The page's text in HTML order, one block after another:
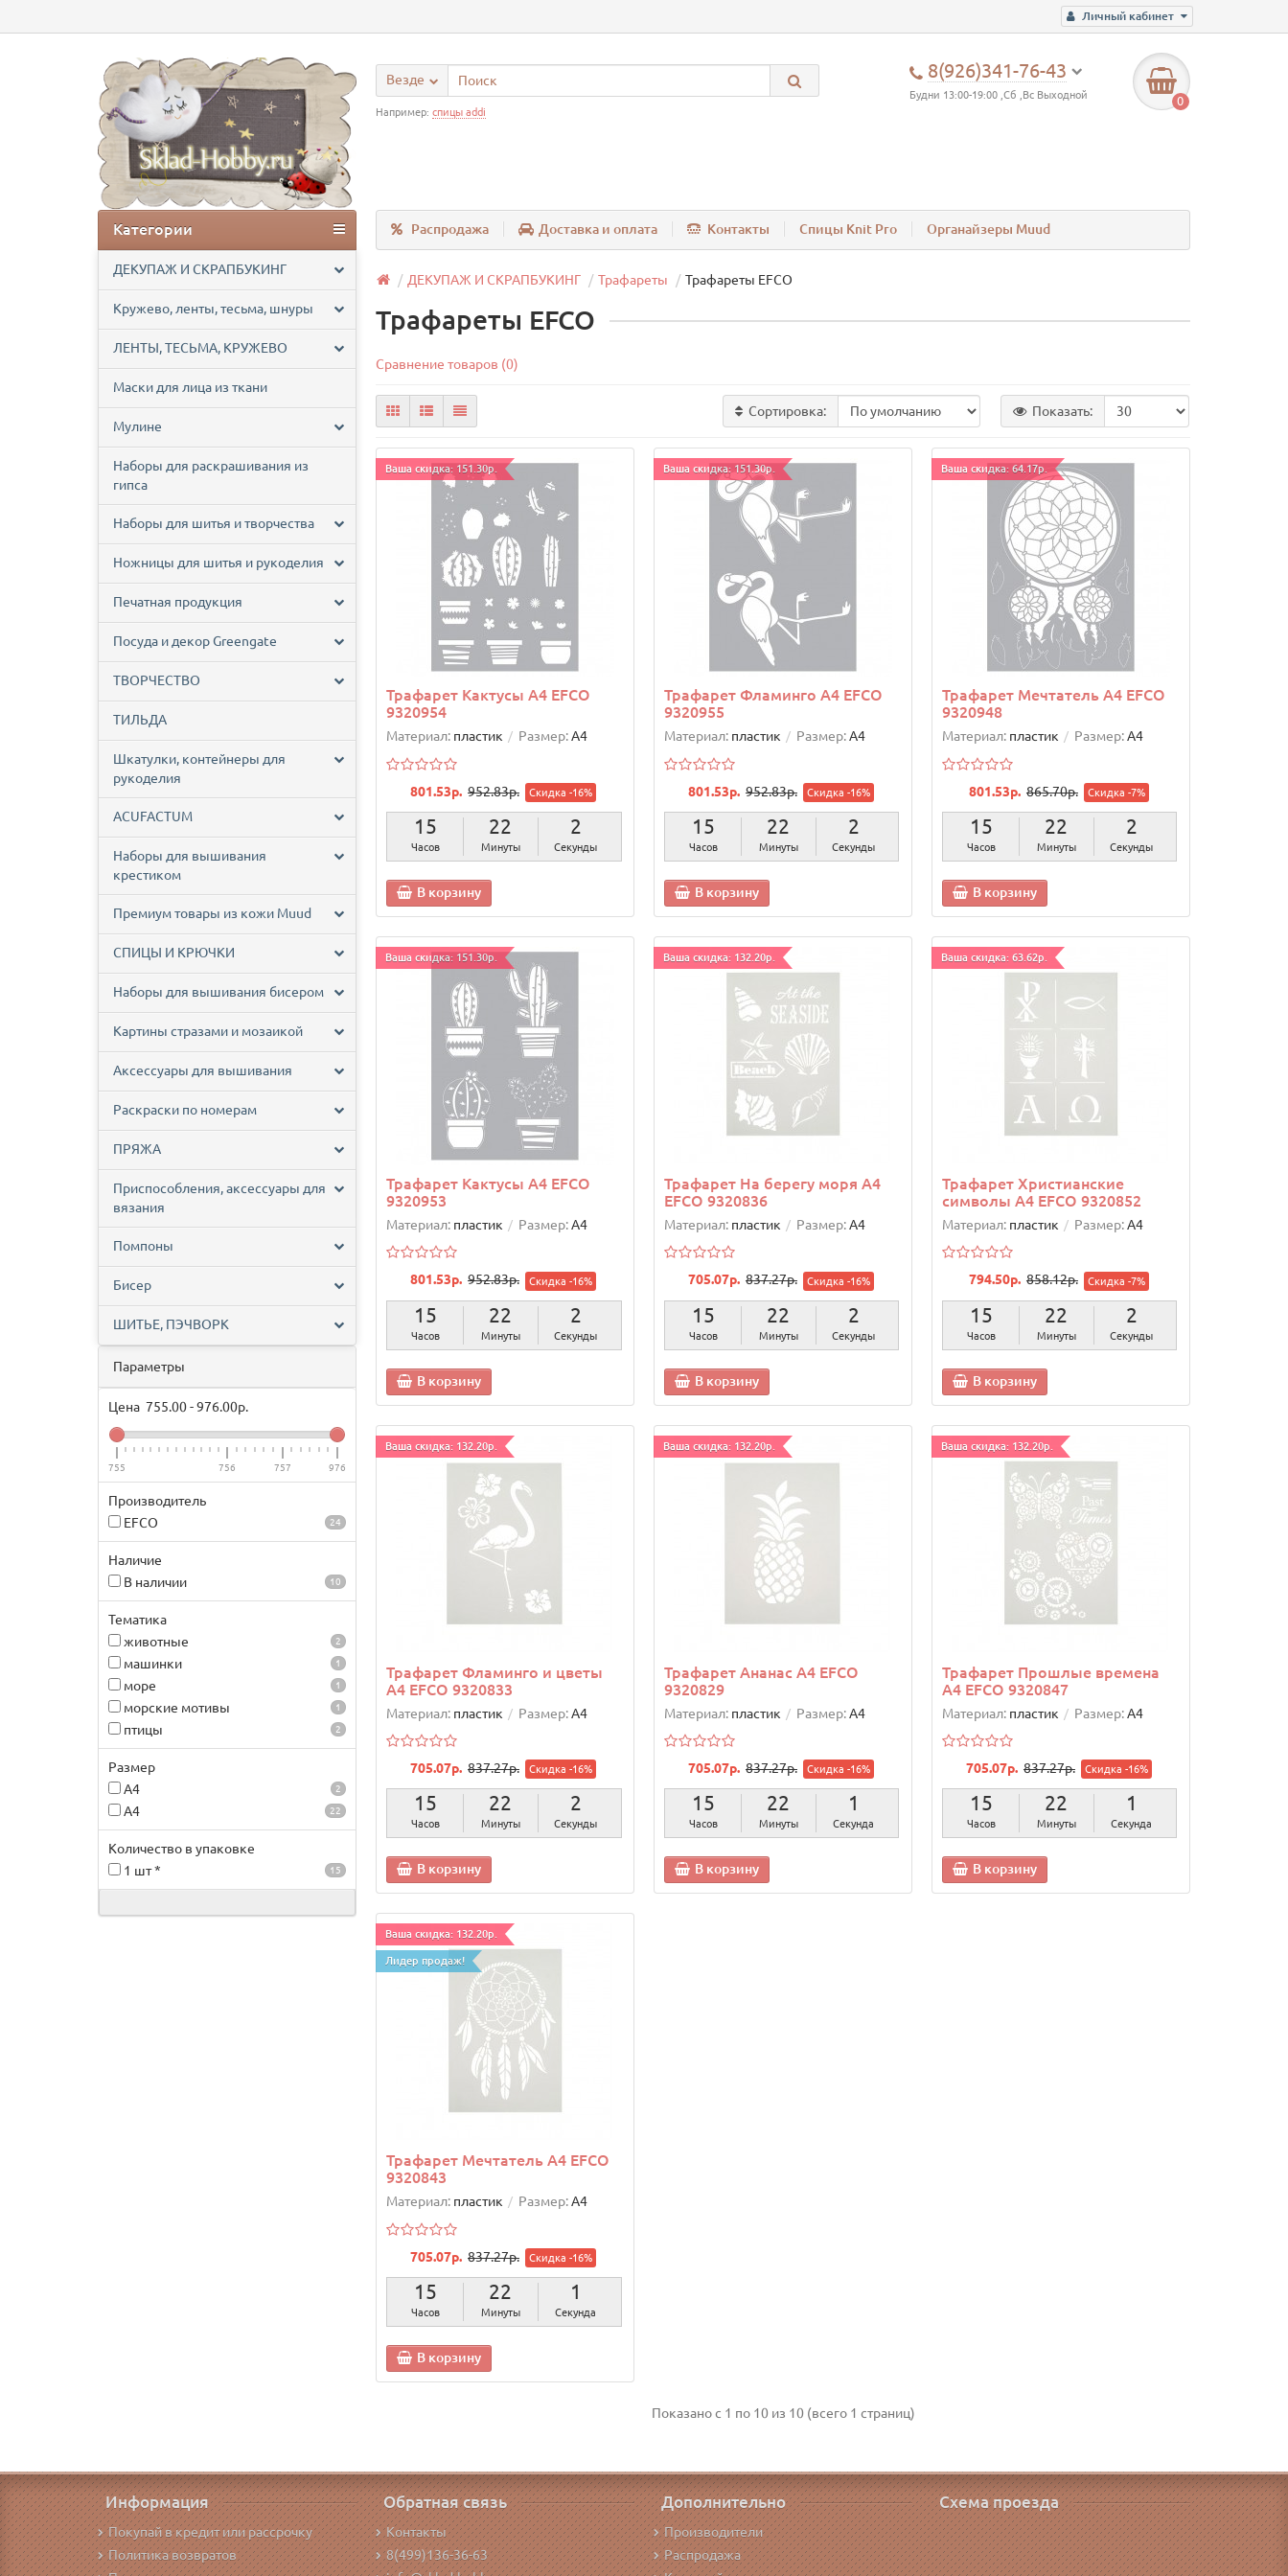
Личный кабинет
8(926)341-76-43
Будни 13:00-19:00 ,Сб ,Вс Выходной 0
Везде
Например: спицы addi
Распродажа Доставка и оплата Контакты Спицы Knit Pro Органайзеры Muud
Категории
ДЕКУПАЖ И СКРАПБУКИНГ
Кружево, ленты, тесьма, шнуры
ЛЕНТЫ, ТЕСЬМА, КРУЖЕВО
Маски для лица из ткани
Мулине
Наборы для раскрашивания из
гипса
Наборы для шитья и творчества
Ножницы для шитья и рукоделия
Печатная продукция
Посуда и декор Greengate
ТВОРЧЕСТВО
ТИЛЬДА
Шкатулки, контейнеры для
рукоделия
ACUFACTUM
Наборы для вышивания
крестиком
Премиум товары из кожи Muud
СПИЦЫ И КРЮЧКИ
Наборы для вышивания бисером
Картины стразами и мозаикой
Аксессуары для вышивания
Раскраски по номерам
ПРЯЖА
Приспособления, аксессуары для
вязания
Помпоны
Бисер
ШИТЬЕ, ПЭЧВОРК
ДЕКУПАЖ И СКРАПБУКИНГ Трафареты Трафареты EFCO
Параметры
Цена 755.00-976.00р.
755 756 757 976
Производитель
EFCO
24
Наличие
В наличии
10
Тематика
животные
2
машинки 1
море 1
морские мотивы 1
птицы 2
Размер
A4
2
А4 22
Количество в упаковке
1 шт *
15
Трафареты EFCO
Сравнение товаров (0)
Сортировка: Показать:
Ваша скидка: 151.30р.
Трафарет Кактусы А4 EFCO
9320954
Материал: пластик Размер:А4
801.53р. 952.83р. Скидка -16%
15
Часов
22
Минуты
1
Секунда
В корзину
Ваша скидка: 151.30р.
Трафарет Фламинго А4 EFCO
9320955
Материал: пластик Размер:А4
801.53р. 952.83р. Скидка -16%
15
Часов
22
Минуты
1
Секунда
В корзину
Ваша скидка: 64.17р.
Трафарет Мечтатель А4 EFCO
9320948
Материал: пластик Размер:А4
801.53р. 865.70р. Скидка -7%
15
Часов
22
Минуты
1
Секунда
В корзину
Ваша скидка: 151.30р.
Трафарет Кактусы А4 EFCO
9320953
Материал: пластик Размер:А4
801.53р. 952.83р. Скидка -16%
15
Часов
22
Минуты
1
Секунда
В корзину
Ваша скидка: 132.20р.
Трафарет На берегу моря А4
EFCO 9320836
Материал: пластик Размер:А4
705.07р. 837.27р. Скидка -16%
15
Часов
22
Минуты
1
Секунда
В корзину
Ваша скидка: 63.62р.
Трафарет Христианские
символы А4 EFCO 9320852
Материал: пластик Размер:А4
794.50р. 858.12р. Скидка -7%
15
Часов
22
Минуты
1
Секунда
В корзину
Ваша скидка: 132.20р.
Трафарет Фламинго и цветы
А4 EFCO 9320833
Материал: пластик Размер:А4
705.07р. 837.27р. Скидка -16%
15
Часов
22
Минуты
1
Секунда
В корзину
Ваша скидка: 132.20р.
Трафарет Ананас А4 EFCO
9320829
Материал: пластик Размер:А4
705.07р. 837.27р. Скидка -16%
15
Часов
22
Минуты
0
Секунд
В корзину
Ваша скидка: 132.20р.
Трафарет Прошлые времена
А4 EFCO 9320847
Материал: пластик Размер:А4
705.07р. 837.27р. Скидка -16%
15
Часов
22
Минуты
0
Секунд
В корзину
Ваша скидка: 132.20р.
Лидер продаж!
Трафарет Мечтатель А4 EFCO
9320843
Материал: пластик Размер:А4
705.07р. 837.27р. Скидка -16%
15
Часов
22
Минуты
0
Секунд
В корзину
Показано с 1 по 10 из 10 (всего 1 страниц)
Информация
Покупай в кредит или рассрочку
Политика возвратов
Обратная связь
Контакты
8(499)136-36-63
Дополнительно
Производители
Распродажа
Схема проезда